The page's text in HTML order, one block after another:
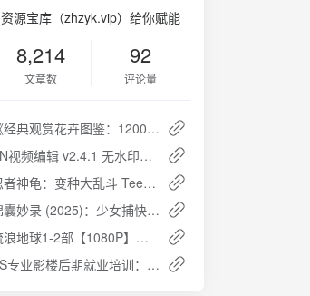
资源宝库（zhzyk.vip）给你赋能
8,214
文章数
92
评论量
《经典观赏花卉图鉴：1200种花卉品鉴金典》EPUB下载：花卉爱好者的百科全书！🌸
VN视频编辑 v2.4.1 无水印视频编辑工具，小白快速上手，解锁专业版
忍者神龟：变种大乱斗 Teenage Mutant Ninja Turtles: Mutant Mayhem 2160p Remux (2023)
锦囊妙录 (2025)：少女捕快智破奇案，江湖少年共谱传奇
流浪地球1-2部【1080P】【国语中英双字】
PS专业影楼后期就业培训：从修图到摄影作品的蜕变 [价值5000元]